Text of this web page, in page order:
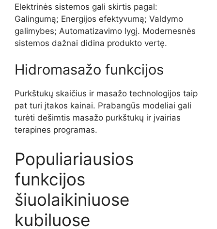
Elektrinės sistemos gali skirtis pagal:
Galingumą; Energijos efektyvumą; Valdymo
galimybes; Automatizavimo lygį. Modernesnės
sistemos dažnai didina produkto vertę.
Hidromasažo funkcijos
Purkštukų skaičius ir masažo technologijos taip
pat turi įtakos kainai. Prabangūs modeliai gali
turėti dešimtis masažo purkštukų ir įvairias
terapines programas.
Populiariausios
funkcijos
šiuolaikiniuose
kubiluose